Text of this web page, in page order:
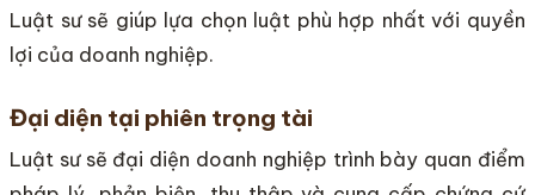
Luật sư sẽ giúp lựa chọn luật phù hợp nhất với quyền
lợi của doanh nghiệp.
Đại diện tại phiên trọng tài
Luật sư sẽ đại diện doanh nghiệp trình bày quan điểm